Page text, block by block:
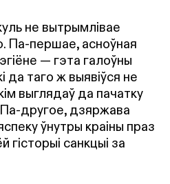
не вытрымлівае
Па-першае, асноўная
— гэта галоўны
да таго ж выявіўся не
выглядаў да пачатку
Па-другое, дзяржава
ўнутры краіны праз
санкцыі за